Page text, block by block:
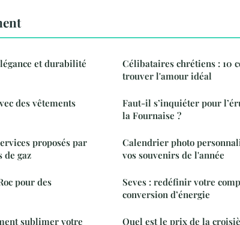
et durabilité
des vêtements
proposés par
de gaz
pour des
sublimer votre
Célibataires chrétiens : 10
trouver l'amour idéal
Faut-il s’inquiéter pour
la Fournaise ?
Calendrier photo
vos souvenirs de l'année
Seves : redéfinir votre
conversion d’énergie
Quel est le prix de la